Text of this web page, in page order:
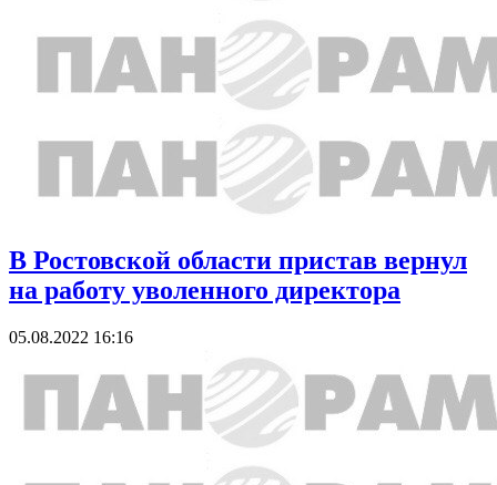
В Ростовской области пристав вернул
на работу уволенного директора
05.08.2022 16:16